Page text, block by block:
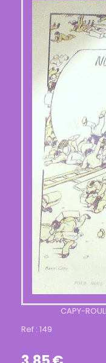
CAPY-
Ref : 149